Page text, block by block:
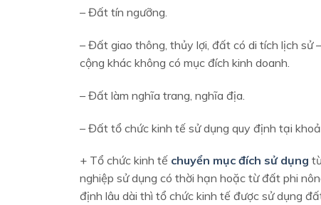
– Đất tín ngưỡng.
– Đất giao thông, thủy lợi, đất có di tích lịch sử
cộng khác không có mục đích kinh doanh.
– Đất làm nghĩa trang, nghĩa địa.
– Đất tổ chức kinh tế sử dụng quy định tại
+ Tổ chức kinh tế chuyển mục đích sử dụng
nghiệp sử dụng có thời hạn hoặc từ đất phi
định lâu dài thì tổ chức kinh tế được sử dụng